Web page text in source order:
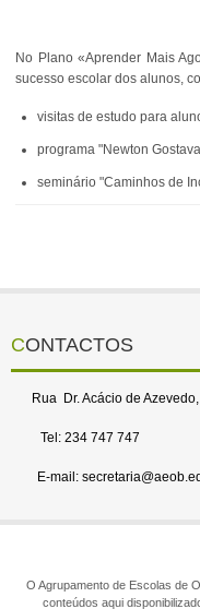
No Plano «Aprender Mais
sucesso escolar dos alunos,
visitas de estudo para
programa "Newton
seminário "Caminhos de
CONTACTOS
Rua Dr. Acácio de Azevedo,
Tel: 234 747 747
E-mail:
O Agrupamento de Escolas de
conteúdos aqui